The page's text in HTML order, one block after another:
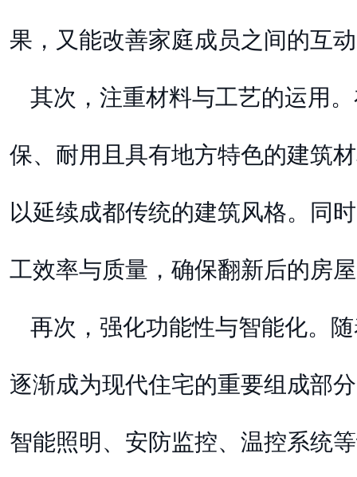
果，又能改善家庭成员之间的互
其次，注重材料与工艺的运用
保、耐用且具有地方特色的建筑
以延续成都传统的建筑风格。同
工效率与质量，确保翻新后的房
再次，强化功能性与智能化。
逐渐成为现代住宅的重要组成部
智能照明、安防监控、温控系统